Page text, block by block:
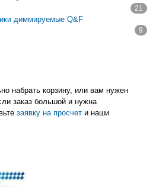
21
Q&F filter
диммируемые Q&F
9
набрать корзину, или вам нужен
заказ большой и нужна
заявку на просчет и наши